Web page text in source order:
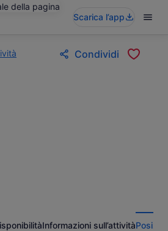
della pagina
Scarica l’app
Condividi
Informazioni sull’attività